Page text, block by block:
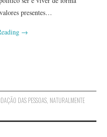
presentes…
→
DAS PESSOAS, NATURALMENTE